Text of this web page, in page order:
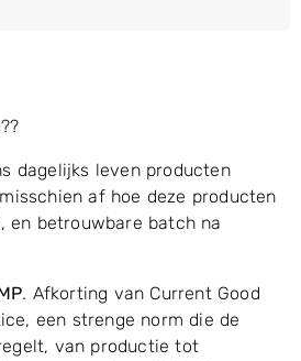
dagelijks leven producten
af ​​hoe deze producten
en betrouwbare batch na
. Afkorting van Current Good
een strenge norm die de
van productie tot